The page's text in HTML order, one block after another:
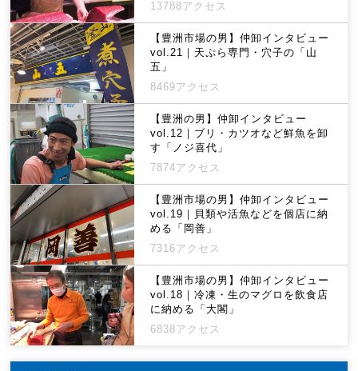
13788アクセス
【豊洲市場の男】仲卸インタビュー
vol.21｜天ぷら専門・穴子の「山
五」
8469アクセス
【豊洲の男】仲卸インタビュー
vol.12｜ブリ・カツオなど鮮魚を卸
す「ノジ喜代」
7874アクセス
【豊洲市場の男】仲卸インタビュー
vol.19｜貝類や活魚などを個店に納
める「岡善」
7316アクセス
【豊洲市場の男】仲卸インタビュー
vol.18｜冷凍・生のマグロを飲食店
に納める「大閣」
6838アクセス